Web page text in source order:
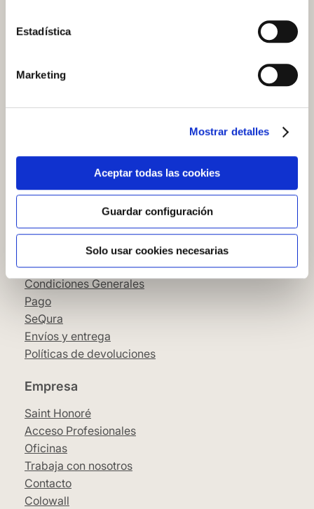
Estadística
Marketing
Mostrar detalles
Aceptar todas las cookies
Guardar configuración
Solo usar cookies necesarias
Atención al cliente
Cómo colocar papel pintado
Simbología del papel pintado
Cookies
Política de privacidad
Guía de compra
Aviso Legal
Condiciones Generales
Pago
SeQura
Envíos y entrega
Políticas de devoluciones
Empresa
Saint Honoré
Acceso Profesionales
Oficinas
Trabaja con nosotros
Contacto
Colowall